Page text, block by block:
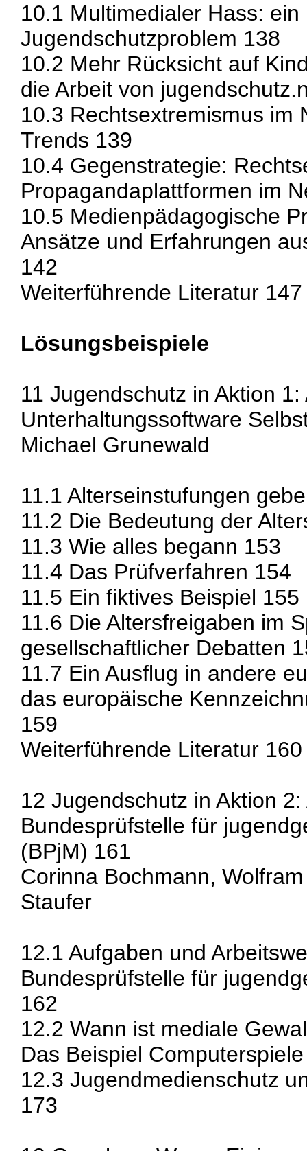
10.1 Multimedialer Hass: ein
Jugendschutzproblem 138
10.2 Mehr Rücksicht auf
die Arbeit von
10.3 Rechtsextremismus im
Trends 139
10.4 Gegenstrategie:
Propagandaplattformen im
10.5 Medienpädagogische
Ansätze und Erfahrungen
142
Weiterführende Literatur 147
Lösungsbeispiele
11 Jugendschutz in Aktion
Unterhaltungssoftware
Michael Grunewald
11.1 Alterseinstufungen
11.2 Die Bedeutung der
11.3 Wie alles begann 153
11.4 Das Prüfverfahren 154
11.5 Ein fiktives Beispiel 155
11.6 Die Altersfreigaben im
gesellschaftlicher Debatten
11.7 Ein Ausflug in andere
das europäische
159
Weiterführende Literatur 160
12 Jugendschutz in Aktion
Bundesprüfstelle für
(BPjM) 161
Corinna Bochmann,
Staufer
12.1 Aufgaben und
Bundesprüfstelle für
162
12.2 Wann ist mediale
Das Beispiel
12.3 Jugendmedienschutz
173